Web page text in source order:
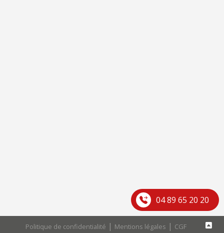
04 89 65 20 20
Politique de confidentialité | Mentions légales | CGF